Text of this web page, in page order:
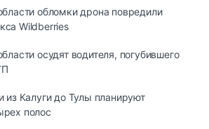
обломки дрона повредили
Wildberries
осудят водителя, погубившего
из Калуги до Тулы планируют
полос